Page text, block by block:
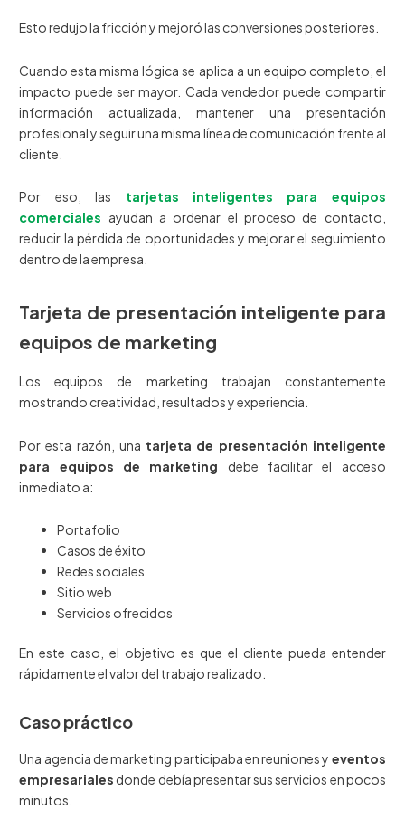
Esto redujo la fricción y mejoró las conversiones posteriores.
Cuando esta misma lógica se aplica a un equipo completo, el
impacto puede ser mayor. Cada vendedor puede compartir
información actualizada, mantener una presentación
profesional y seguir una misma línea de comunicación frente al
cliente.
Por eso, las
tarjetas inteligentes para equipos
comerciales ayudan a ordenar el proceso de contacto,
reducir la pérdida de oportunidades y mejorar el seguimiento
dentro de la empresa.
Tarjeta de presentación inteligente para
equipos de marketing
Los equipos de marketing trabajan constantemente
mostrando creatividad, resultados y experiencia.
Por esta razón, una tarjeta de presentación inteligente
para equipos de marketing debe facilitar el acceso
inmediato a:
Portafolio
Casos de éxito
Redes sociales
Sitio web
Servicios ofrecidos
En este caso, el objetivo es que el cliente pueda entender
rápidamente el valor del trabajo realizado.
Caso práctico
Una agencia de marketing participaba en reuniones y eventos
empresariales donde debía presentar sus servicios en pocos
minutos.